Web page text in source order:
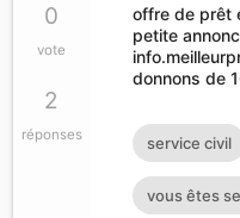
0
vote
2
réponses
offre de prêt
petite
donnons de
service civil
vous êtes